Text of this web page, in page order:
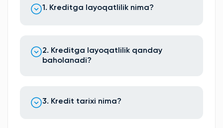
1. Kreditga layoqatlilik nima?
2. Kreditga layoqatlilik qanday
baholanadi?
3. Kredit tarixi nima?